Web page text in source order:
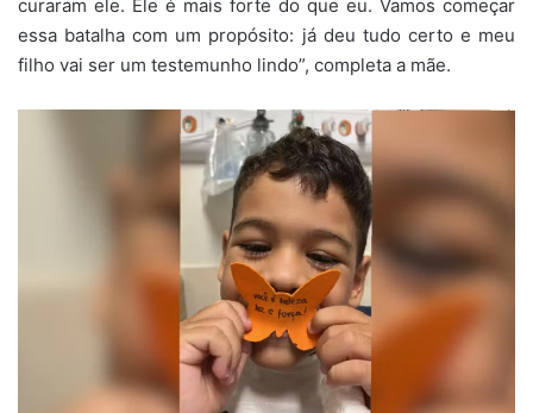
curaram ele. Ele é mais forte do que eu. Vamos começar
essa batalha com um propósito: já deu tudo certo e meu
filho vai ser um testemunho lindo”, completa a mãe.